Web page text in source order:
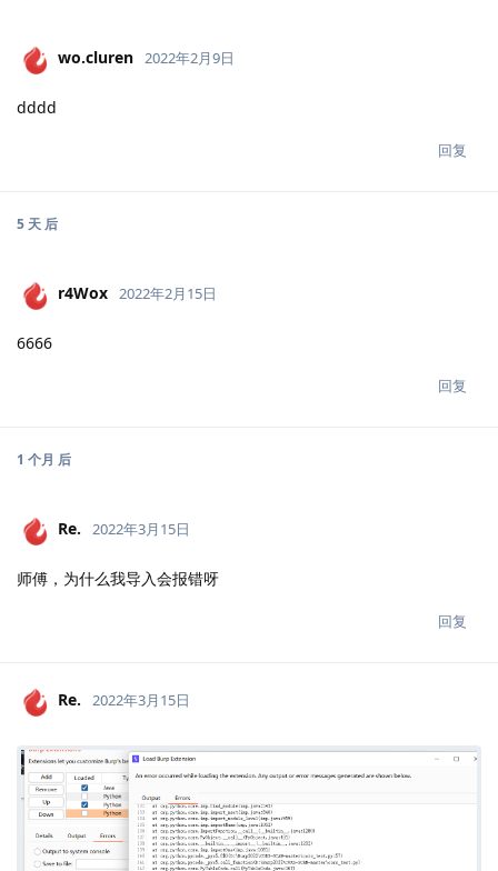
wo.cluren 2022年2月9日
dddd
回复
5 天 后
r4Wox 2022年2月15日
6666
回复
1 个月 后
Re. 2022年3月15日
师傅，为什么我导入会报错呀
回复
Re. 2022年3月15日